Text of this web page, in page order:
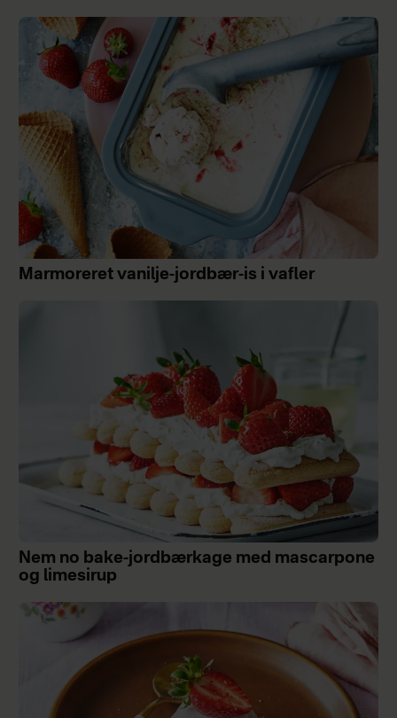
Marmoreret vanilje-jordbær-is i vafler
Nem no bake-jordbærkage med mascarpone
og limesirup